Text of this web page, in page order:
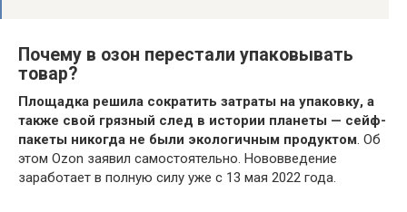
Почему в озон перестали упаковывать
товар?
Площадка решила сократить затраты на упаковку, а
также свой грязный след в истории планеты — сейф-
пакеты никогда не были экологичным продуктом. Об
этом Ozon заявил самостоятельно. Нововведение
заработает в полную силу уже с 13 мая 2022 года.